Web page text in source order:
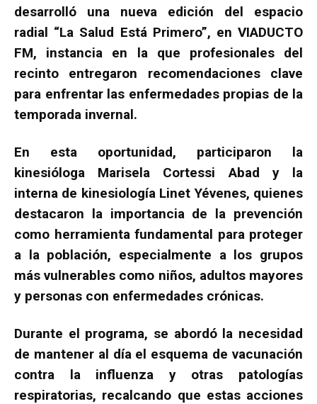
desarrolló una nueva edición del espacio
radial “La Salud Está Primero”, en VIADUCTO
FM, instancia en la que profesionales del
recinto entregaron recomendaciones clave
para enfrentar las enfermedades propias de la
temporada invernal.
En esta oportunidad, participaron la
kinesióloga Marisela Cortessi Abad y la
interna de kinesiología Linet Yévenes, quienes
destacaron la importancia de la prevención
como herramienta fundamental para proteger
a la población, especialmente a los grupos
más vulnerables como niños, adultos mayores
y personas con enfermedades crónicas.
Durante el programa, se abordó la necesidad
de mantener al día el esquema de vacunación
contra la influenza y otras patologías
respiratorias, recalcando que estas acciones